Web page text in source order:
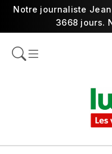
Notre journaliste
3668 jours.